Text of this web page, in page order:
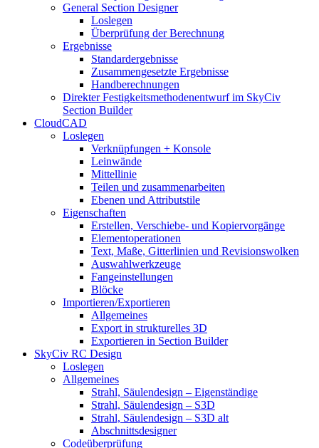
General Section Designer
Loslegen
Überprüfung der Berechnung
Ergebnisse
Standardergebnisse
Zusammengesetzte Ergebnisse
Handberechnungen
Direkter Festigkeitsmethodenentwurf im SkyCiv
Section Builder
CloudCAD
Loslegen
Verknüpfungen + Konsole
Leinwände
Mittellinie
Teilen und zusammenarbeiten
Ebenen und Attributstile
Eigenschaften
Erstellen, Verschiebe- und Kopiervorgänge
Elementoperationen
Text, Maße, Gitterlinien und Revisionswolken
Auswahlwerkzeuge
Fangeinstellungen
Blöcke
Importieren/Exportieren
Allgemeines
Export in strukturelles 3D
Exportieren in Section Builder
SkyCiv RC Design
Loslegen
Allgemeines
Strahl, Säulendesign – Eigenständige
Strahl, Säulendesign – S3D
Strahl, Säulendesign – S3D alt
Abschnittsdesigner
Codeüberprüfung